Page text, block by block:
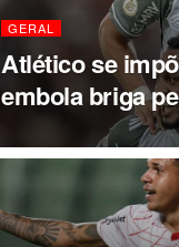
GERAL
Atlético se
embola briga